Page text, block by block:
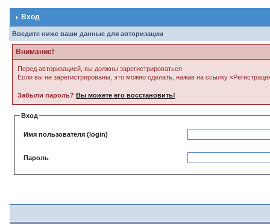
Вход
Введите ниже ваши данные для авторизации
Внимание!
Перед авторизацией, вы должны зарегистрироваться
Если вы не зарегистрированы, это можно сделать, нажав на ссылку
Забыли пароль? Вы можете его восстановить!
Вход
Имя пользователя (login)
Пароль